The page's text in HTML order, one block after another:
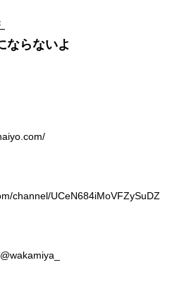
ならないよ
channel/UCeN684iMoVFZySuDZ